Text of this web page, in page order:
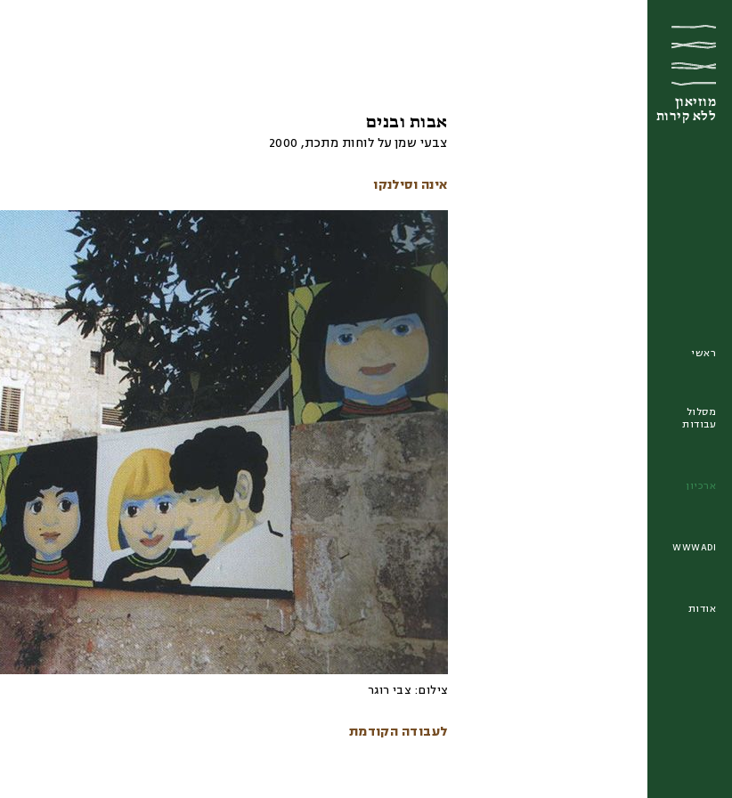
מוזיאון
ללא קירות
מוזיאון
ללא קירות
מוזיאון
ללא קירות
ראשי
מסלול
עבודות
ארכיון
WWWADI
אודות
אבות ובנים
צבעי שמן על לוחות מתכת,
2000
אינה וסילנקו
צילום: צבי רוגר
לעבודה הקודמת